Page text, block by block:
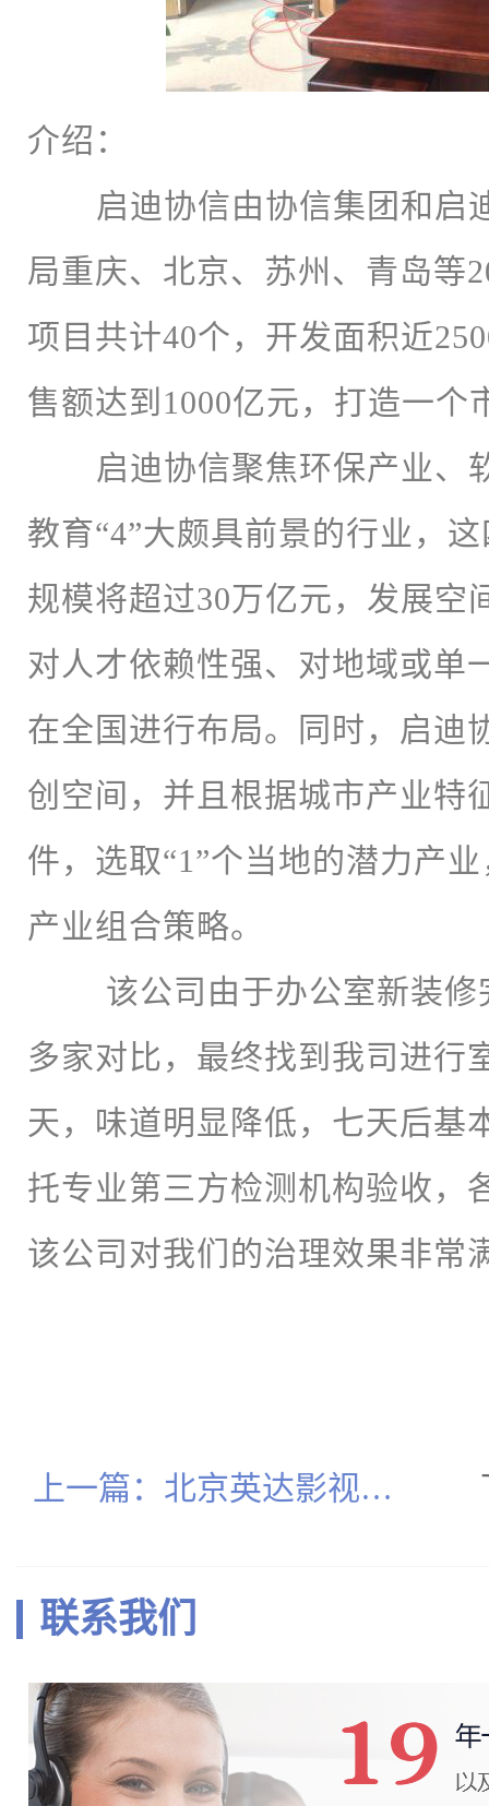
介绍：
启迪协信由协信集团和启
局重庆、北京、苏州、青岛等
项目共计40个，开发面积近
售额达到1000亿元，打造一个
启迪协信聚焦环保产业、
教育“4”大颇具前景的行业，
规模将超过30万亿元，发展空
对人才依赖性强、对地域或单
在全国进行布局。同时，启迪
创空间，并且根据城市产业特
件，选取“1”个当地的潜力产
产业组合策略。
该公司由于办公室新装修
多家对比，最终找到我司进行
天，味道明显降低，七天后基
托专业第三方检测机构验收，
该公司对我们的治理效果非常
上一篇：北京英达影视基
联系我们